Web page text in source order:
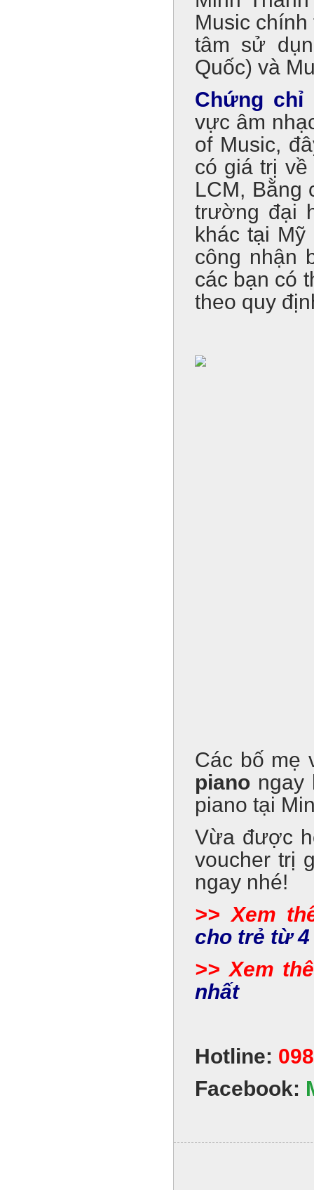
Music
tâm sử
Quốc) và
Chứng chỉ
vực âm
of Music,
có giá trị
LCM, Bằng
trường đại
khác tại
công nhận
các bạn có
theo quy
Các bố mẹ
piano ngay
piano tại
Vừa được
voucher trị
ngay nhé!
>> Xem
cho trẻ từ
>> Xem
nhất
Hotline:
Facebook: